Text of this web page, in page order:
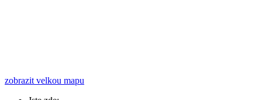
zobrazit velkou mapu